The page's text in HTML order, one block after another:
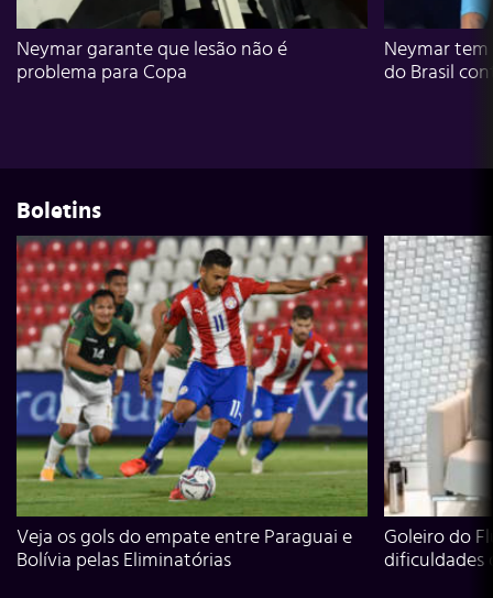
Neymar garante que lesão não é
problema para Copa
Neymar
do Brasil
Boletins
Veja os gols do empate entre Paraguai e
Bolívia pelas Eliminatórias
Goleiro do
dificuldades